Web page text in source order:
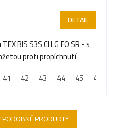
DETAIL
BIS S3S CI LG FO SR - s
proti propíchnutí
41 42 43 44 45 46
PRODUKTY